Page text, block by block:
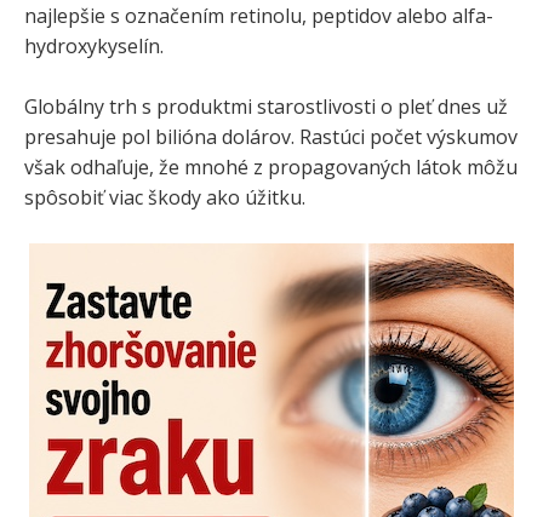
najlepšie s označením retinolu, peptidov alebo alfa-
hydroxykyselín.
Globálny trh s produktmi starostlivosti o pleť dnes už
presahuje pol bilióna dolárov. Rastúci počet výskumov
však odhaľuje, že mnohé z propagovaných látok môžu
spôsobiť viac škody ako úžitku.